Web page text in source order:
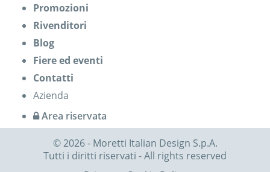
Promozioni
Rivenditori
Blog
Fiere ed eventi
Contatti
Azienda
Area riservata
© 2026 - Moretti Italian Design S.p.A.
Tutti i diritti riservati - All rights reserved